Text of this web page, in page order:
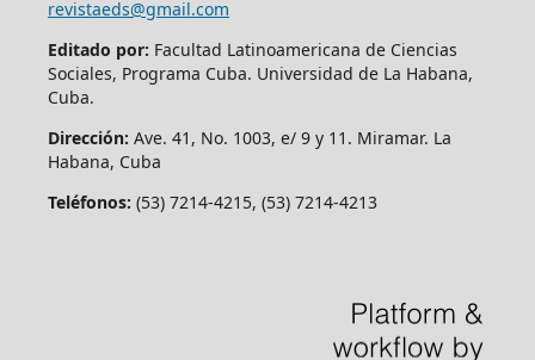
revistaeds@gmail.com
Editado por: Facultad Latinoamericana de Ciencias
Sociales, Programa Cuba. Universidad de La Habana,
Cuba.
Dirección: Ave. 41, No. 1003, e/ 9 y 11. Miramar. La
Habana, Cuba
Teléfonos: (53) 7214-4215, (53) 7214-4213